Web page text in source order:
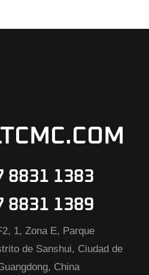
8831 1383
8831 1389
1, Zona E, Parque
de Sanshui, Ciudad de
China